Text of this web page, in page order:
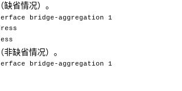
省情况）。
bridge-aggregation 1
缺省情况）。
bridge-aggregation 1